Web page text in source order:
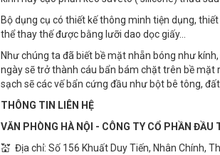
Bộ dụng cụ có thiết kế thông minh tiện dụng,
thể thay thế được bằng lưỡi dao dọc giấy…
Như chúng ta đã biết bề mặt nhẵn bóng như
ngày sẽ trở thành cáu bẩn bám chặt trên bề mặt
sạch sẽ các vế bẩn cứng đầu như bột bê tông,
THÔNG TIN LIÊN HỆ
VĂN PHÒNG HÀ NỘI - CÔNG TY CỔ PHẦN ĐẦU
💒 Địa chỉ: Số 156 Khuất Duy Tiến, Nhân Chính,